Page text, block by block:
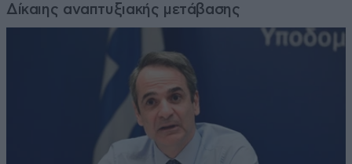
Δίκαιης αναπτυξιακής μετάβασης